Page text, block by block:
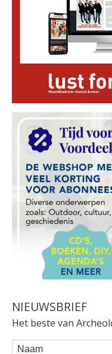
NIEUWSBRIEF
Het beste van
WEBFORM
Naam